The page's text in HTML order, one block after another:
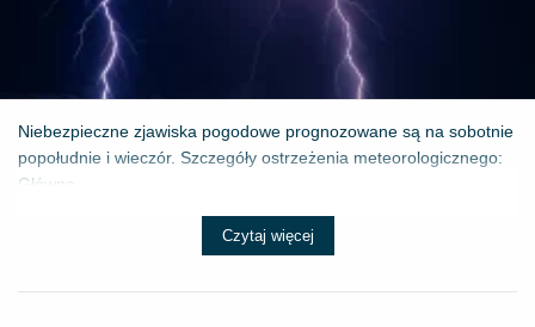
Niebezpieczne zjawiska pogodowe prognozowane są na sobotnie
popołudnie i wieczór. Szczegóły ostrzeżenia meteorologicznego:
Główne ...
Czytaj więcej